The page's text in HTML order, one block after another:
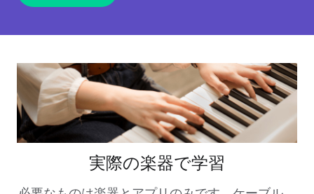
実際の楽器で学習